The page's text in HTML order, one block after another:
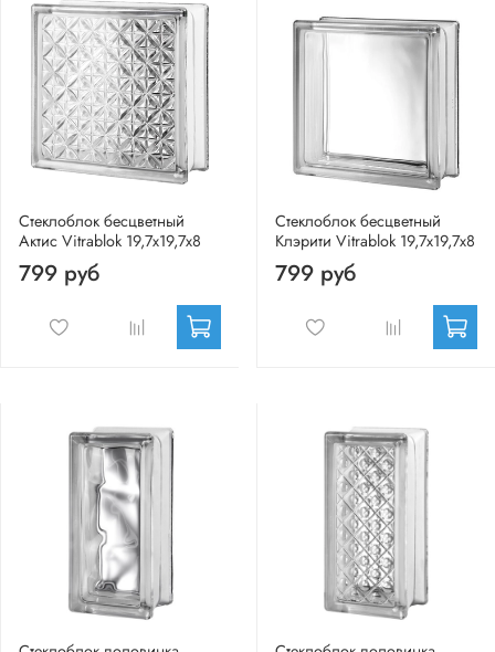
Стеклоблок бесцветный
Актис Vitrablok 19,7x19,7x8
799 руб
Стеклоблок бесцветный
Клэрити Vitrablok 19,7x19,7x8
799 руб